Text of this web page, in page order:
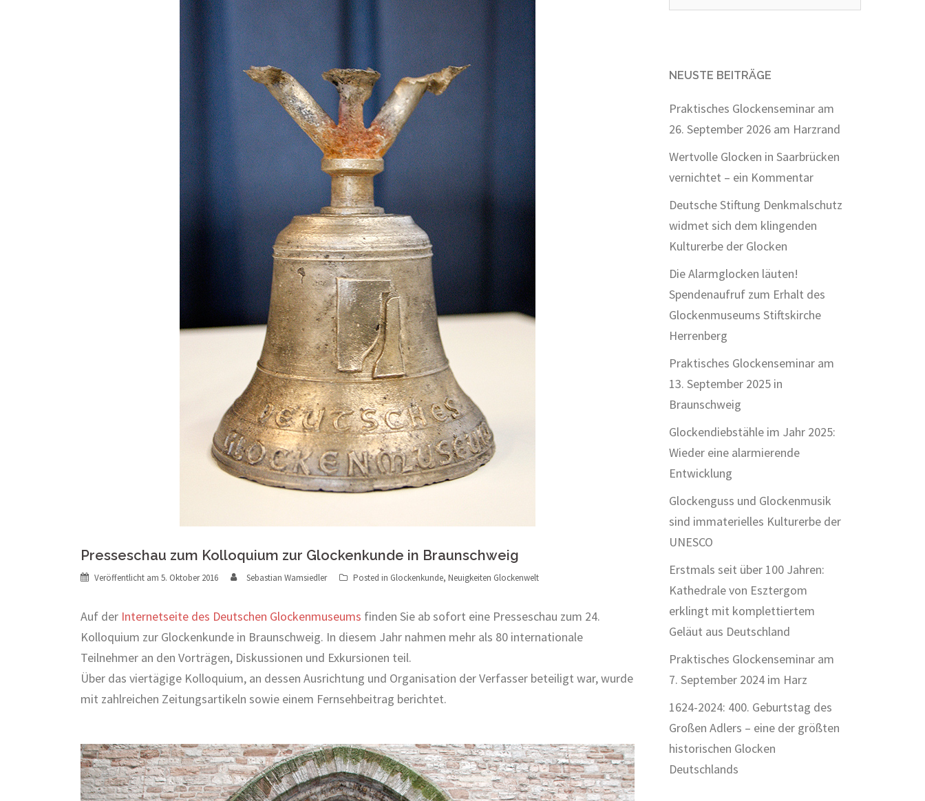
Presseschau zum Kolloquium zur Glockenkunde in Braunschweig
Veröffentlicht am 5. Oktober 2016 Sebastian Wamsiedler Posted in Glockenkunde, Neuigkeiten Glockenwelt
Auf der Internetseite des Deutschen Glockenmuseums finden Sie ab sofort eine Presseschau zum 24.
Kolloquium zur Glockenkunde in Braunschweig. In diesem Jahr nahmen mehr als 80 internationale
Teilnehmer an den Vorträgen, Diskussionen und Exkursionen teil.
Über das viertägige Kolloquium, an dessen Ausrichtung und Organisation der Verfasser beteiligt war, wurde
mit zahlreichen Zeitungsartikeln sowie einem Fernsehbeitrag berichtet.
nach:
NEUSTE BEITRÄGE
Praktisches Glockenseminar am
26. September 2026 am Harzrand
Wertvolle Glocken in Saarbrücken
vernichtet – ein Kommentar
Deutsche Stiftung Denkmalschutz
widmet sich dem klingenden
Kulturerbe der Glocken
Die Alarmglocken läuten!
Spendenaufruf zum Erhalt des
Glockenmuseums Stiftskirche
Herrenberg
Praktisches Glockenseminar am
13. September 2025 in
Braunschweig
Glockendiebstähle im Jahr 2025:
Wieder eine alarmierende
Entwicklung
Glockenguss und Glockenmusik
sind immaterielles Kulturerbe der
UNESCO
Erstmals seit über 100 Jahren:
Kathedrale von Esztergom
erklingt mit komplettiertem
Geläut aus Deutschland
Praktisches Glockenseminar am
7. September 2024 im Harz
1624-2024: 400. Geburtstag des
Großen Adlers – eine der größten
historischen Glocken
Deutschlands